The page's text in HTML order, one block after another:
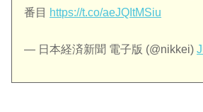
番目 https://t.co/aeJQItMSiu
— 日本経済新聞 電子版 (@nikkei)